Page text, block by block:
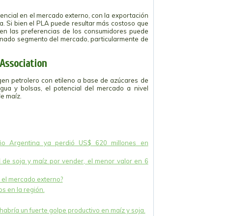
en el mercado externo, con la exportación
Si bien el PLA puede resultar más costoso que
las preferencias de los consumidores puede
segmento del mercado, particularmente de
petrolero con etileno a base de azúcares de
y bolsas, el potencial del mercado a nivel
maíz.
Argentina ya perdió US$ 620 millones en
soja y maíz por vender, el menor valor en 6
mercado externo?
en la región.
un fuerte golpe productivo en maíz y soja.